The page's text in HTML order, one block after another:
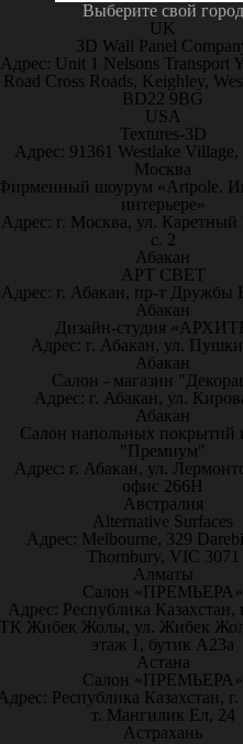
Выберите свой город
UK
3D Wall Panel
Адрес: Unit 1 Nelsons Transport
Road Cross Roads, Keighley,
BD22 9BG
USA
Textures-3D
Адрес: 91361 Westlake
Москва
шоурум «Artpole.
интерьере»
Адрес: г. Москва, ул. Каретный
с. 2
Абакан
АРТ СВЕТ
Адрес: г. Абакан, пр-т Дружбы
Абакан
Дизайн-студия
Адрес: г. Абакан, ул.
Абакан
Салон - магазин
Адрес: г. Абакан, ул.
Абакан
Салон напольных покрытий
"Премиум"
Адрес: г. Абакан, ул.
офис 266Н
Австралия
Alternative Surfaces
Адрес: Melbourne, 329
Thornbury, VIC 3071
Алматы
Салон «ПРЕМЬЕРА»
Адрес: Республика
Жибек Жолы, ул. Жибек
этаж 1, бутик А23а
Астана
Салон «ПРЕМЬЕРА»
Республика Казахстан,
т. Мангилик Ел, 24
Астрахань